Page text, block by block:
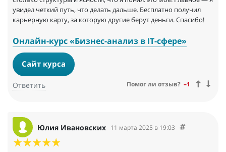
увидел четкий путь, что делать дальше. Бесплатно получил
карьерную карту, за которую другие берут деньги. Спасибо!
Онлайн-курс «Бизнес-анализ в IT-сфере»
Сайт курса
Ответить Помог ли отзыв? –1
Юлия Ивановских 11 марта 2025 в 19:03